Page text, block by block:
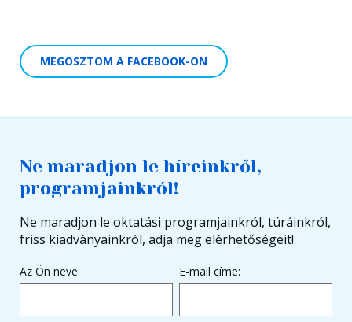
MEGOSZTOM A FACEBOOK-ON
Ne maradjon le híreinkről,
programjainkról!
Ne maradjon le oktatási programjainkról, túráinkról,
friss kiadványainkról, adja meg elérhetőségeit!
Az Ön neve: E-mail címe: